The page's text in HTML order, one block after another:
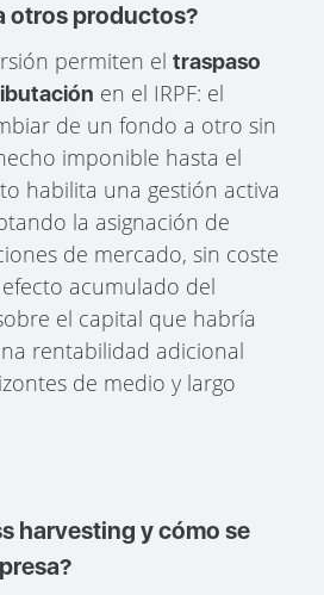
otros productos?
permiten eltraspaso
en el IRPF: el
de un fondo a otro sin
imponible hasta el
habilita una gestión activa
la asignación de
de mercado, sin coste
acumulado del
el capital que habría
rentabilidad adicional
de medio y largo
harvesting y cómo se